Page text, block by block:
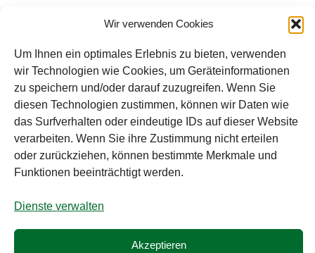
Wir verwenden Cookies
Um Ihnen ein optimales Erlebnis zu bieten, verwenden
wir Technologien wie Cookies, um Geräteinformationen
zu speichern und/oder darauf zuzugreifen. Wenn Sie
diesen Technologien zustimmen, können wir Daten wie
das Surfverhalten oder eindeutige IDs auf dieser Website
verarbeiten. Wenn Sie ihre Zustimmung nicht erteilen
oder zurückziehen, können bestimmte Merkmale und
Funktionen beeinträchtigt werden.
Dienste verwalten
Akzeptieren
Zerstäubungstechnik und Lebensmittelmaschinen.
Sämtliche Angebote der A. Rauch GmbH richten sich
nicht an Verbraucher, sondern ausschließlich an
gewerbliche Kunden, Institutionen, Kommunen usw.
aus Österreich, Deutschland und der Schweiz
(weitere Länder auf Anfrage). Alle Preisangaben
zzgl. MwSt. und zzgl. Versandkosten. Es gelten die
AGB der A. Rauch GmbH.
Alle Preise exkl. der gesetzlichen MwSt.